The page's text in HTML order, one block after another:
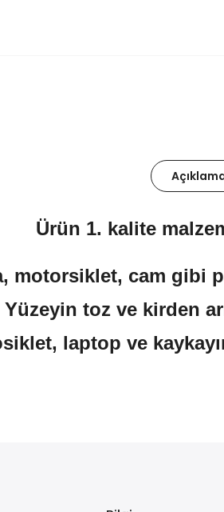
Ürün 1. kalite
motorsiklet, cam gibi
Yüzeyin toz ve kirden
laptop ve